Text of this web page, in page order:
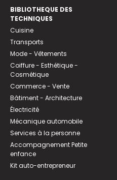
BIBLIOTHEQUE DES
TECHNIQUES
Cuisine
Transports
Mode - Vêtements
Coiffure - Esthétique -
Cosmétique
Commerce - Vente
Bâtiment - Architecture
Électricité
Mécanique automobile
Services à la personne
Accompagnement Petite
enfance
Kit auto-entrepreneur